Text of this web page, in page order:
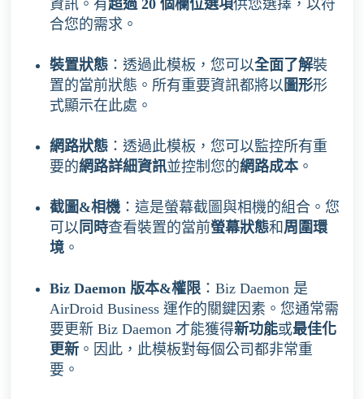
資訊。有超過 20 個欄位選項供您選擇，以符
合您的需求。
裝置狀態 ：透過此模板，您可以全面了解裝
置的當前狀態。所有重要資訊都將以 圖形形
式顯示在此處。
網路狀態 ：透過此模板，您可以監控所有重
要的網路詳細資訊並控制您的網路成本 。
截圖&相機 ：這是螢幕截圖與相機的組合。您
可以 同時查看裝置的當前螢幕狀態和 周圍環
境 。
Biz Daemon 版本&權限 ：Biz Daemon 是
AirDroid Business 運作的關鍵因素。您通常需
要更新 Biz Daemon 才能獲得新功能或最佳化
更新 。因此，此模板對每個公司都非常重
要。